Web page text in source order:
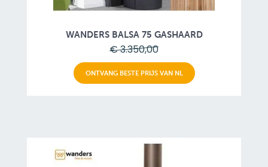
WANDERS BALSA 75 GASHAARD
€ 3.350,00
ONTVANG BESTE PRIJS VAN NL